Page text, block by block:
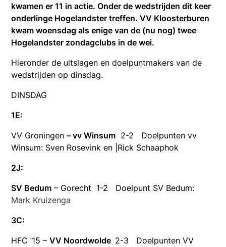
kwamen er 11 in actie. Onder de wedstrijden dit keer
onderlinge Hogelandster treffen. VV Kloosterburen
kwam woensdag als enige van de (nu nog) twee
Hogelandster zondagclubs in de wei.
Hieronder de uitslagen en doelpuntmakers van de
wedstrijden op dinsdag.
DINSDAG
1E:
VV Groningen– vv Winsum 2-2 Doelpunten vv
Winsum: Sven Rosevink en |Rick Schaaphok
2J:
SV Bedum – Gorecht 1-2 Doelpunt SV Bedum:
Mark Kruizenga
3C:
HFC ’15 –VV Noordwolde 2-3 Doelpunten VV